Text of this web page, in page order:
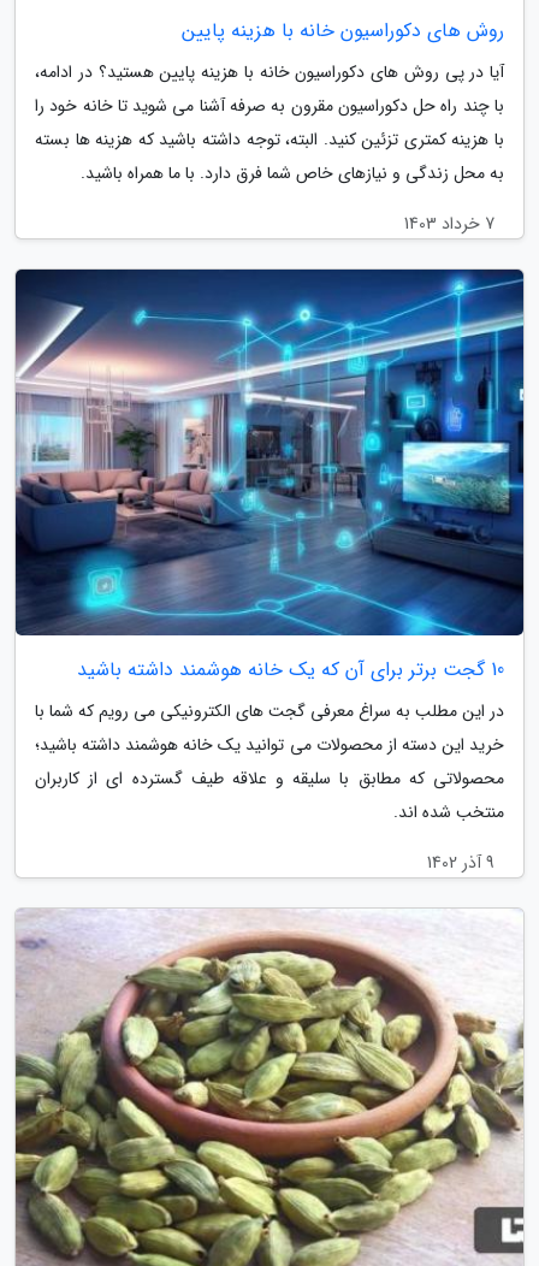
روش های دکوراسیون خانه با هزینه پایین
آیا در پی روش های دکوراسیون خانه با هزینه پایین هستید؟ در ادامه،
با چند راه حل دکوراسیون مقرون به صرفه آشنا می شوید تا خانه خود را
با هزینه کمتری تزئین کنید. البته، توجه داشته باشید که هزینه ها بسته
به محل زندگی و نیازهای خاص شما فرق دارد. با ما همراه باشید.
7 خرداد 1403
10 گجت برتر برای آن که یک خانه هوشمند داشته باشید
در این مطلب به سراغ معرفی گجت های الکترونیکی می رویم که شما با
خرید این دسته از محصولات می توانید یک خانه هوشمند داشته باشید؛
محصولاتی که مطابق با سلیقه و علاقه طیف گسترده ای از کاربران
منتخب شده اند.
9 آذر 1402